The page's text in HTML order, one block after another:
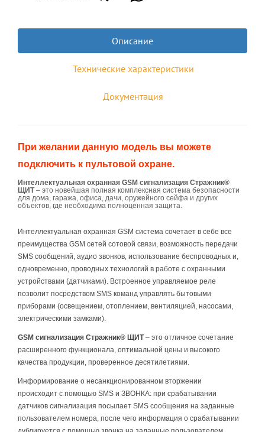
Описание
Технические характеристики
Документация
При желании данную модель вы можете
подключить к пультовой охране.
Интеллектуальная охранная GSM сигнализация Стражник®
ЩИТ– это новейшая полная комплексная система безопасности
для дома, гаража, офиса, дачи, оружейного сейфа и других
объектов, где необходима полноценная защита.
Интеллектуальная охранная GSM система сочетает в себе все
преимущества GSM сетей сотовой связи, возможность передачи
SMS сообщений, аудио звонков, использование беспроводных и,
одновременно, проводных технологий в работе с охранными
устройствами (датчиками). Встроенное управляемое реле
позволит посредством SMS команд управлять бытовыми
приборами (освещением, отоплением, вентиляцией, насосами,
электрическими замками).
GSM сигнализация Стражник® ЩИТ– это отличное сочетание
расширенного функционала, оптимальной цены и высокого
качества продукции, проверенное десятилетиями.
Информирование о несанкционированном вторжении
происходит с помощью SMS и ЗВОНКА: при срабатывании
датчиков сигнализация посылает SMS сообщения на заданные
пользователем номера, после чего информация о срабатывании